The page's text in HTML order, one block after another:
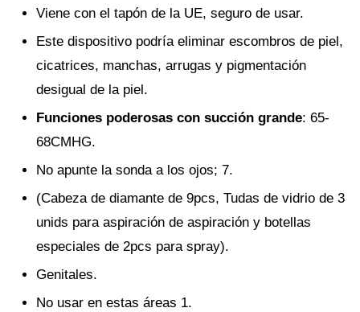
Viene con el tapón de la UE, seguro de usar.
Este dispositivo podría eliminar escombros de piel,
cicatrices, manchas, arrugas y pigmentación
desigual de la piel.
Funciones poderosas con succión grande: 65-
68CMHG.
No apunte la sonda a los ojos; 7.
(Cabeza de diamante de 9pcs, Tudas de vidrio de 3
unids para aspiración de aspiración y botellas
especiales de 2pcs para spray).
Genitales.
No usar en estas áreas 1.